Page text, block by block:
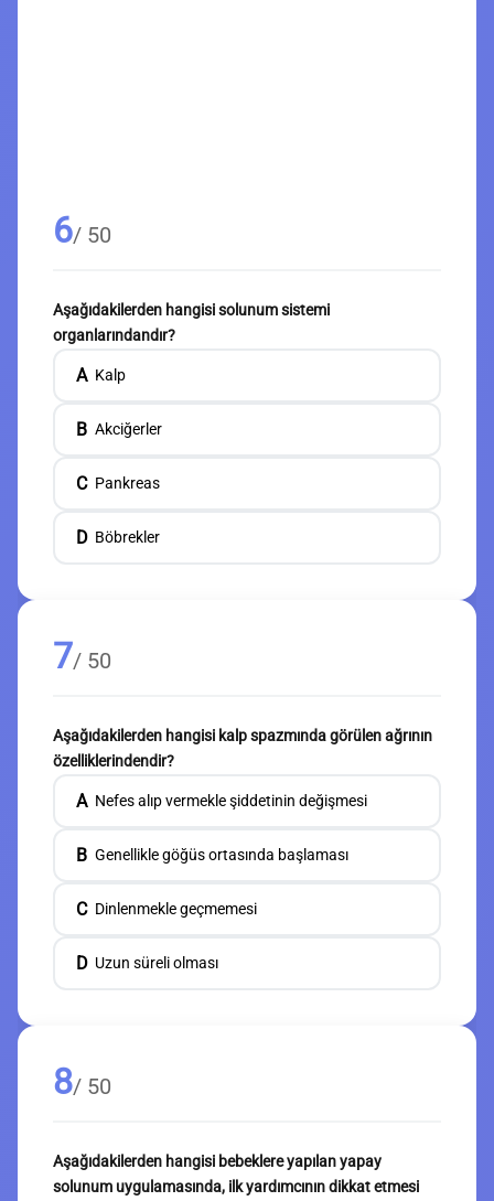
6/ 50
Aşağıdakilerden hangisi solunum sistemi
organlarındandır?
A Kalp
B Akciğerler
C Pankreas
D Böbrekler
7/ 50
Aşağıdakilerden hangisi kalp spazmında görülen ağrının
özelliklerindendir?
A Nefes alıp vermekle şiddetinin değişmesi
B Genellikle göğüs ortasında başlaması
C Dinlenmekle geçmemesi
D Uzun süreli olması
8/ 50
Aşağıdakilerden hangisi bebeklere yapılan yapay
solunum uygulamasında, ilk yardımcının dikkat etmesi